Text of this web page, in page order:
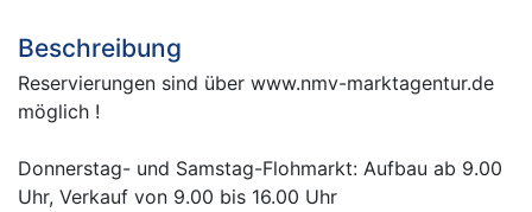
Beschreibung
Reservierungen sind über www.nmv-marktagentur.de
möglich !
Donnerstag- und Samstag-Flohmarkt: Aufbau ab 9.00
Uhr, Verkauf von 9.00 bis 16.00 Uhr